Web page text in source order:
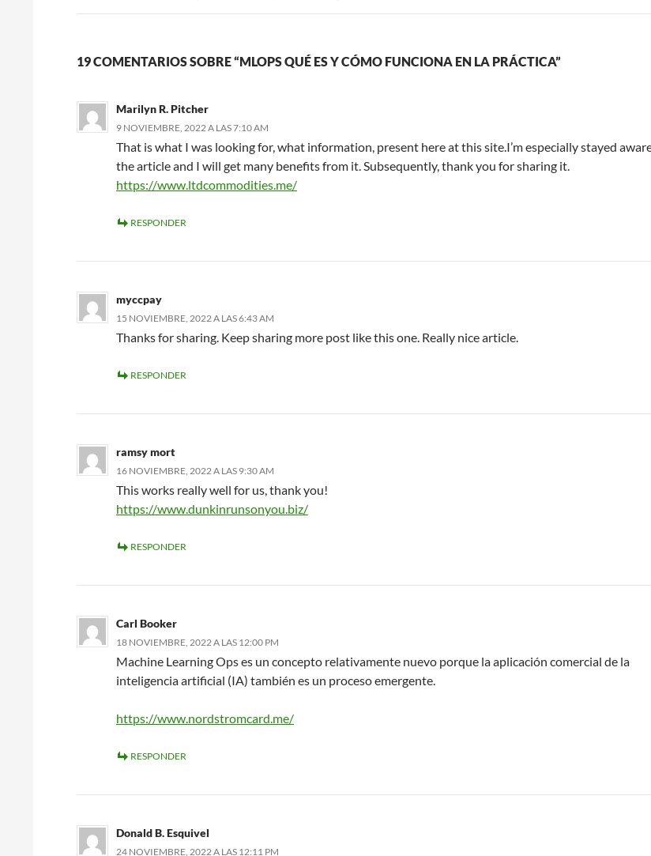
19 COMENTARIOS SOBRE “MLOPS QUÉ ES Y CÓMO FUNCIONA EN LA PRÁCTICA”
Marilyn R. Pitcher
9 NOVIEMBRE, 2022 A LAS 7:10 AM
That is what I was looking for, what information, present here at this site.I’m especially stayed
the article and I will get many benefits from it. Subsequently, thank you for sharing it.
https://www.ltdcommodities.me/
RESPONDER
myccpay
15 NOVIEMBRE, 2022 A LAS 6:43 AM
Thanks for sharing. Keep sharing more post like this one. Really nice article.
RESPONDER
ramsy mort
16 NOVIEMBRE, 2022 A LAS 9:30 AM
This works really well for us, thank you!
https://www.dunkinrunsonyou.biz/
RESPONDER
Carl Booker
18 NOVIEMBRE, 2022 A LAS 12:00 PM
Machine Learning Ops es un concepto relativamente nuevo porque la aplicación comercial de la
inteligencia artificial (IA) también es un proceso emergente.
https://www.nordstromcard.me/
RESPONDER
Donald B. Esquivel
24 NOVIEMBRE, 2022 A LAS 12:11 PM